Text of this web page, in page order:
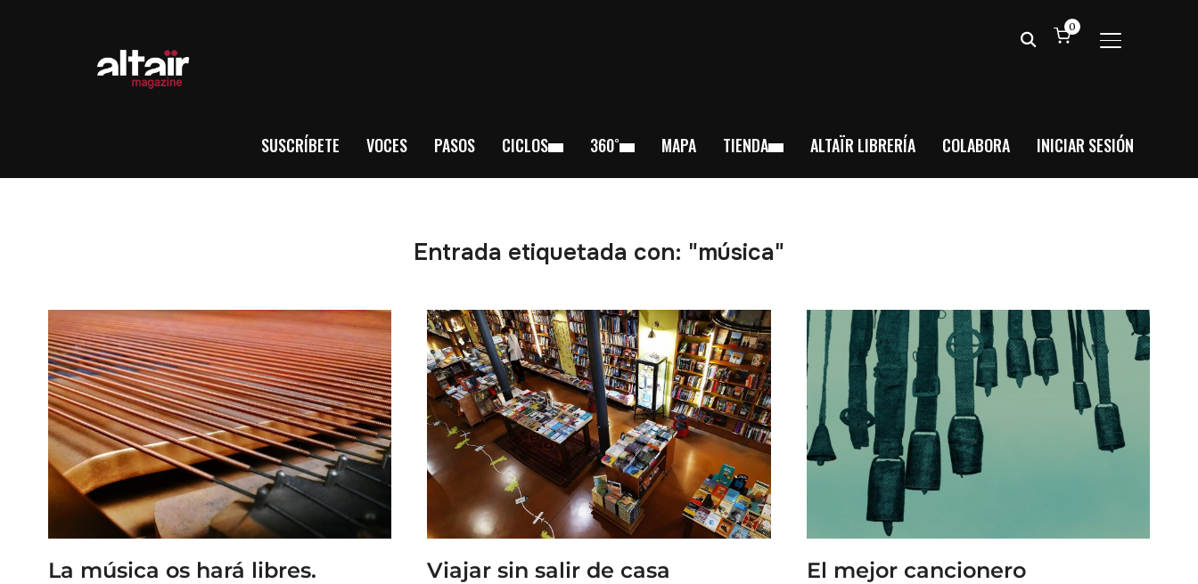
ALTERNAR
0
SUSCRÍBETE VOCES PASOS CICLOS 360˚ MAPA TIENDA ALTAÏR LIBRERÍA COLABORA INICIAR SESIÓN
Entrada etiquetada con: "música"
La música os hará libres.
Viajar sin salir de casa El mejor cancionero